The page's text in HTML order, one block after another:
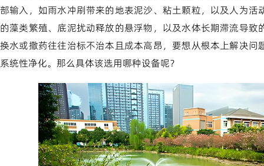
部输入，如雨水冲刷带来的地表泥沙、粘土颗粒，以及人为
的藻类繁殖、底泥扰动释放的悬浮物，以及水体长期滞流导
换水或撒药往往治标不治本且成本高昂，要想从根本上解决问
系统性净化。那么具体该选用哪种设备呢？